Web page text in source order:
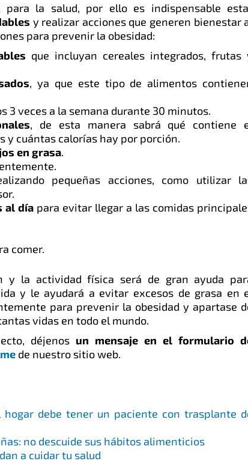
para la salud, por ello es indispensable
y realizar acciones que generen bienestar
para prevenir la obesidad:
que incluyan cereales integrados, frutas
, ya que este tipo de alimentos
3 veces a la semana durante 30 minutos.
, de esta manera sabrá qué contiene
y cuántas calorías hay por porción.
en grasa.
pequeñas acciones, como utilizar
al díapara evitar llegar a las comidas
comer.
y la actividad física será de gran ayuda
y le ayudará a evitar excesos de grasa en
para prevenir la obesidad y apartase
vidas en todo el mundo.
déjenos un mensaje en el formulario
de nuestro sitio web.
hogar debe tener un paciente con trasplante
no descuide sus hábitos alimenticios
a cuidar tu salud